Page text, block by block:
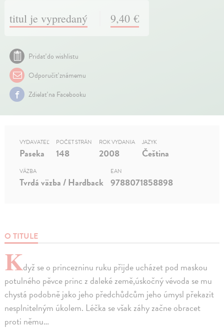
titul je vypredaný 9,40 €
Pridať do wishlistu
Odporučiť známemu
Zdielať na Facebooku
O TITULE
Když se o princezninu ruku přijde ucházet pod maskou
potulného pěvce princ z daleké země,úskočný vévoda se mu
chystá podobně jako jeho předchůdcům jeho úmysl překazit
nesplnitelným úkolem. Léčka se však záhy začne obracet
proti němu…
VYDAVATEĽ
Paseka
POČET STRÁN
148
ROK VYDANIA
2008
JAZYK
Čeština
VÄZBA
Tvrdá väzba / Hardback
EAN
9788071858898